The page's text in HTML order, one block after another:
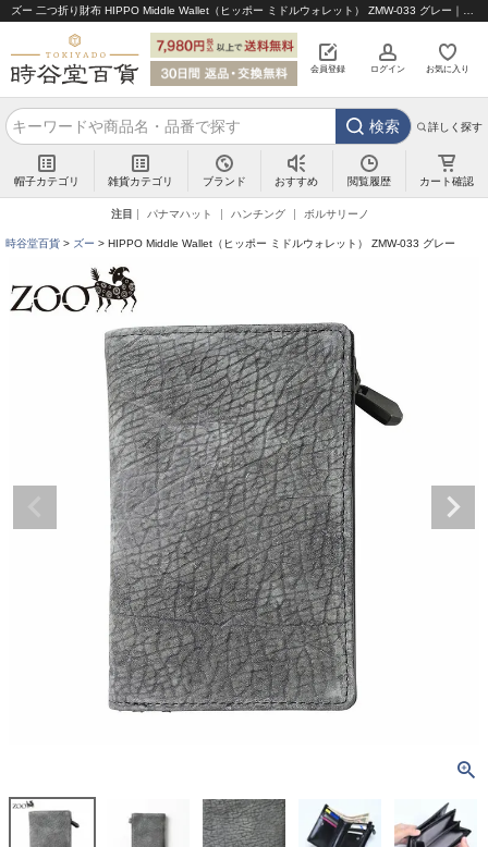
会員登録 ログイン お気に入り
検索 詳しく探す
帽子カテゴリ 雑貨カテゴリ ブランド おすすめ 閲覧履歴 カート確認
注目 パナマハット ハンチング ボルサリーノ
時谷堂百貨 ズー HIPPO Middle Wallet（ヒッポー ミドルウォレット） ZMW-033 グレー